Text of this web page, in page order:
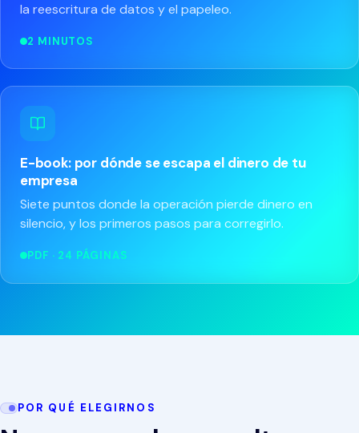
la reescritura de datos y el papeleo.
2 MINUTOS
E-book: por dónde se escapa el dinero de tu
empresa
Siete puntos donde la operación pierde dinero en
silencio, y los primeros pasos para corregirlo.
PDF · 24 PÁGINAS
POR QUÉ ELEGIRNOS